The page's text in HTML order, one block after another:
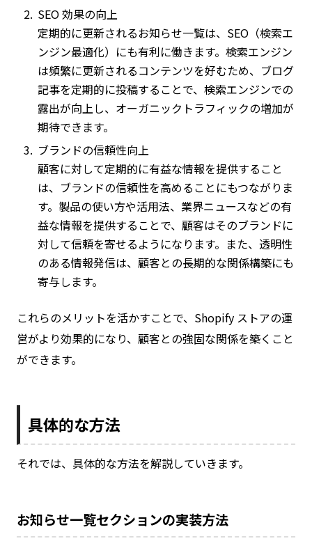
SEO 効果の向上
定期的に更新されるお知らせ一覧は、SEO（検索エ
ンジン最適化）にも有利に働きます。検索エンジン
は頻繁に更新されるコンテンツを好むため、ブログ
記事を定期的に投稿することで、検索エンジンでの
露出が向上し、オーガニックトラフィックの増加が
期待できます。
ブランドの信頼性向上
顧客に対して定期的に有益な情報を提供すること
は、ブランドの信頼性を高めることにもつながりま
す。製品の使い方や活用法、業界ニュースなどの有
益な情報を提供することで、顧客はそのブランドに
対して信頼を寄せるようになります。また、透明性
のある情報発信は、顧客との長期的な関係構築にも
寄与します。
これらのメリットを活かすことで、Shopify ストアの運
営がより効果的になり、顧客との強固な関係を築くこと
ができます。
具体的な方法
それでは、具体的な方法を解説していきます。
お知らせ一覧セクションの実装方法